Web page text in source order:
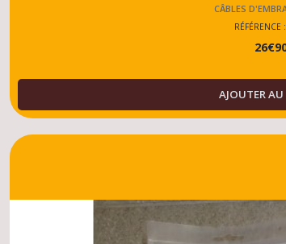
CÂBLES
RÉFÉRENCE
26€
AJOUTER AU